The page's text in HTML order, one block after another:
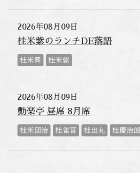
2026年08月09日
桂米紫のランチDE落語
桂米舞 桂米紫
2026年08月09日
動楽亭 昼席 8月席
桂米団治 桂雀喜 桂出丸 桂慶治朗